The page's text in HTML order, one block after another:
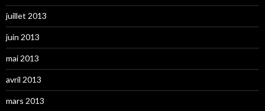
juillet 2013
juin 2013
mai 2013
avril 2013
mars 2013